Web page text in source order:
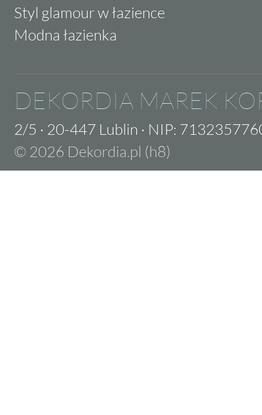
Styl glamour w łazience
Modna łazienka
DEKORDIA MAREK
2/5 · 20-447 Lublin · NIP:
© 2026 Dekordia.pl (h8)